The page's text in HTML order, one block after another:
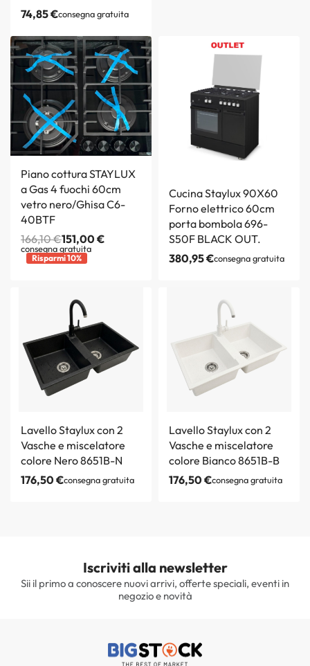
74,85€consegna gratuita
Piano cottura STAYLUX
a Gas 4 fuochi 60cm
vetro nero/Ghisa C6-
40BTF
166,10€151,00€
consegna gratuita
Risparmi 10%
Cucina Staylux 90X60
Forno elettrico 60cm
porta bombola 696-
S50F BLACK OUT.
380,95€consegna gratuita
Lavello Staylux con 2
Vasche e miscelatore
colore Nero 8651B-N
176,50€consegna gratuita
Lavello Staylux con 2
Vasche e miscelatore
colore Bianco 8651B-B
176,50€consegna gratuita
Iscriviti alla newsletter
Sii il primo a conoscere nuovi arrivi, offerte speciali, eventi in
negozio e novità